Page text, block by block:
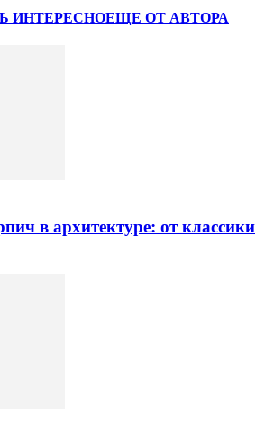
ИНТЕРЕСНОЕЩЕ ОТ АВТОРА
в архитектуре: от классики